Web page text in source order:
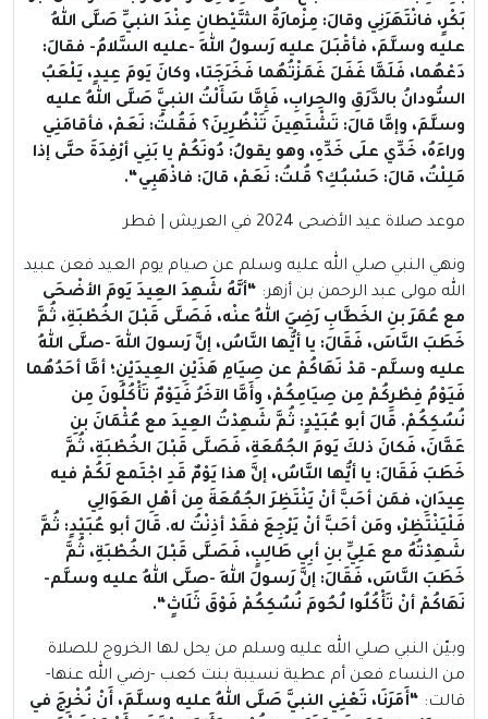
بَكْرٍ، فانْتَهَرَنِي وقالَ: مِزْمارَةُ الشَّيْطانِ عِنْدَ النبيِّ صَلَّى اللهُ
عليه وسلَّمَ، فأقْبَلَ عليه رَسولُ اللهِ -عليه السَّلامُ- فقالَ:
دَعْهُما، فَلَمَّا غَفَلَ غَمَزْتُهُما فَخَرَجَتا، وكانَ يَومَ عِيدٍ، يَلْعَبُ
السُّودانُ بالدَّرَقِ والحِرابِ، فَإِمَّا سَأَلْتُ النبيَّ صَلَّى اللهُ عليه
وسلَّمَ، وإمَّا قالَ: تَشْتَهِينَ تَنْظُرِينَ؟ فَقُلتُ: نَعَمْ، فأقامَنِي
وراءَهُ، خَدِّي علَى خَدِّهِ، وهو يقولُ: دُونَكُمْ يا بَنِي أرْفِدَةَ حتَّى إذا
مَلِلْتُ، قالَ: حَسْبُكِ؟ قُلتُ: نَعَمْ، قالَ: فاذْهَبِي“.
موعد صلاة عيد الأضحى 2024 في العريش | قطر
ونهي النبي صلي الله عليه وسلم عن صيام يوم العيد فعن عبيد
الله مولى عبد الرحمن بن أزهر: “أنَّهُ شَهِدَ العِيدَ يَومَ الأضْحَى
مع عُمَرَ بنِ الخَطَّابِ رَضِيَ اللهُ عنْه، فَصَلَّى قَبْلَ الخُطْبَةِ، ثُمَّ
خَطَبَ النَّاسَ، فَقَالَ: يا أيُّها النَّاسُ، إنَّ رَسولَ اللهِ -صلَّى اللهُ
عليه وسلَّم- قدْ نَهَاكُمْ عن صِيَامِ هَذَيْنِ العِيدَيْنِ؛ أمَّا أحَدُهُما
فَيَوْمُ فِطْرِكُمْ مِن صِيَامِكُمْ، وأَمَّا الآخَرُ فَيَوْمٌ تَأْكُلُونَ مِن
نُسُكِكُمْ. قَالَ أبو عُبَيْدٍ: ثُمَّ شَهِدْتُ العِيدَ مع عُثْمَانَ بنِ
عَفَّانَ، فَكانَ ذلكَ يَومَ الجُمُعَةِ، فَصَلَّى قَبْلَ الخُطْبَةِ، ثُمَّ
خَطَبَ فَقَالَ: يا أيُّها النَّاسُ، إنَّ هذا يَوْمٌ قَدِ اجْتَمع لَكُمْ فيه
عِيدَانِ، فمَن أحَبَّ أنْ يَنْتَظِرَ الجُمُعَةَ مِن أهْلِ العَوَالِي
فَلْيَنْتَظِرْ، ومَن أحَبَّ أنْ يَرْجِعَ فقَدْ أذِنْتُ له. قَالَ أبو عُبَيْدٍ: ثُمَّ
شَهِدْتُهُ مع عَلِيِّ بنِ أبِي طَالِبٍ، فَصَلَّى قَبْلَ الخُطْبَةِ، ثُمَّ
خَطَبَ النَّاسَ، فَقَالَ: إنَّ رَسولَ اللهِ -صلَّى اللهُ عليه وسلَّم-
نَهَاكُمْ أنْ تَأْكُلُوا لُحُومَ نُسُكِكُمْ فَوْقَ ثَلَاثٍ“.
وبيّن النبي صلي الله عليه وسلم من يحل لها الخروج للصلاة
من النساء فعن أم عطية نسيبة بنت كعب -رضي الله عنها-
قالت: “أَمَرَنَا، تَعْنِي النبيَّ صَلَّى اللهُ عليه وسلَّمَ، أَنْ نُخْرِجَ في